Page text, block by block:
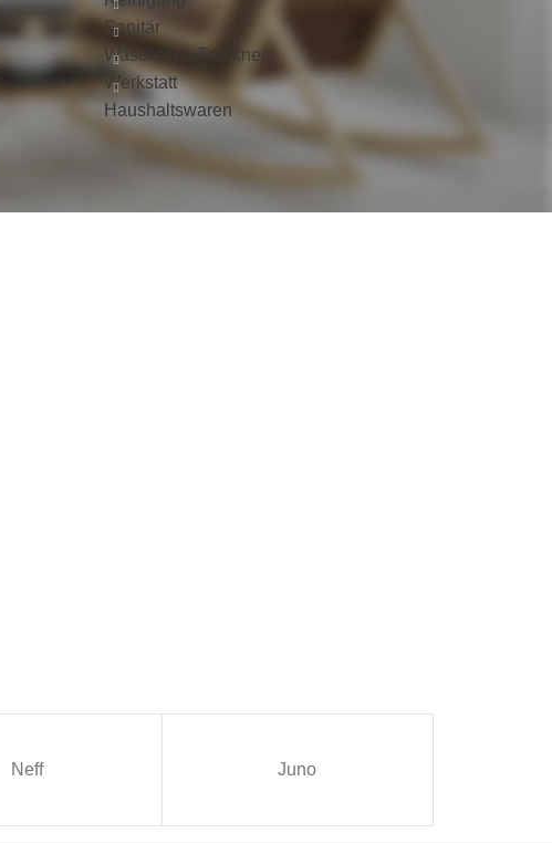
Sanitär
Waschen & Trocknen
Werkstatt
Haushaltswaren
Neff Juno